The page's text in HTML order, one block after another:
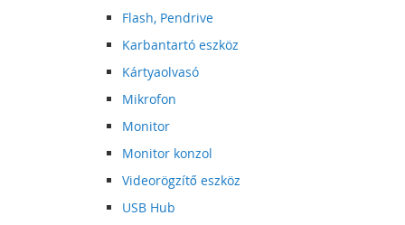
Flash, Pendrive
Karbantartó eszköz
Kártyaolvasó
Mikrofon
Monitor
Monitor konzol
Videorögzítő eszköz
USB Hub